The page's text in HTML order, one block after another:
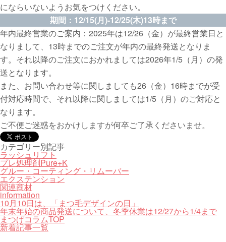
にならいないようお気をつけください。
期間：12/15(月)-12/25(木)13時まで
年内最終営業のご案内：2025年は12/26（金）が最終営業日と
なりまして、13時までのご注文が年内の最終発送となりま
す。それ以降のご注文におかれましては2026年1/5（月）の発
送となります。
また、お問い合わせ等に関しましても26（金）16時までが受
付対応時間で、それ以降に関しましては1/5（月）のご対応と
なります。
ご不便ご迷惑をおかけしますが何卒ご了承くださいませ。
カテゴリー別記事
ラッシュリフト
プレ処理剤Pure+K
グルー・コーティング・リムーバー
エクステンション
関連商材
information
10月10日は、「まつ毛デザインの日」
年末年始の商品発送について、冬季休業は12/27から1/4まで
まつげコラムTOP
新着記事一覧